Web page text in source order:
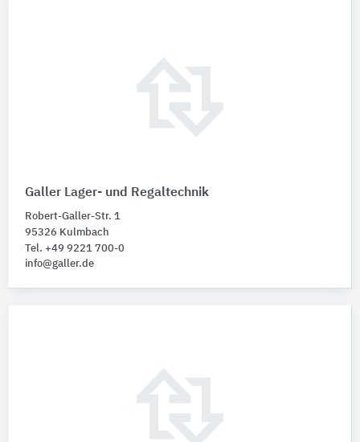
Galler Lager- und Regaltechnik
Robert-Galler-Str. 1
95326 Kulmbach
Tel. +49 9221 700-0
info@galler.de